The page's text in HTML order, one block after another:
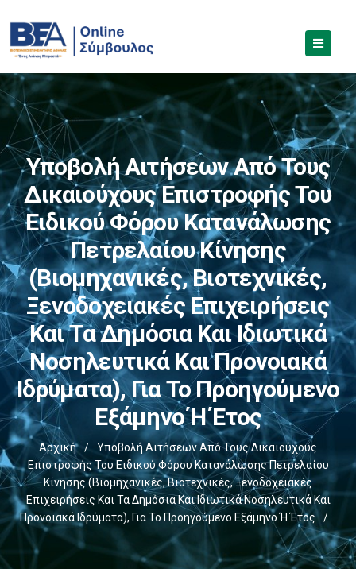
Υποβολή Αιτήσεων Από Τους
Δικαιούχους Επιστροφής Του
Ειδικού Φόρου Κατανάλωσης
Πετρελαίου Κίνησης
(βιομηχανικές, Βιοτεχνικές,
Ξενοδοχειακές Επιχειρήσεις
Και Τα Δημόσια Και Ιδιωτικά
Νοσηλευτικά Και Προνοιακά
Ιδρύματα), Για Το Προηγούμενο
Εξάμηνο Ή Έτος
Αρχική /
Υποβολή Αιτήσεων Από Τους Δικαιούχους
Επιστροφής Του Ειδικού Φόρου Κατανάλωσης Πετρελαίου
Κίνησης (βιομηχανικές, Βιοτεχνικές, Ξενοδοχειακές
Επιχειρήσεις Και Τα Δημόσια Και Ιδιωτικά Νοσηλευτικά Και
Προνοιακά Ιδρύματα), Για Το Προηγούμενο Εξάμηνο Ή Έτος
/